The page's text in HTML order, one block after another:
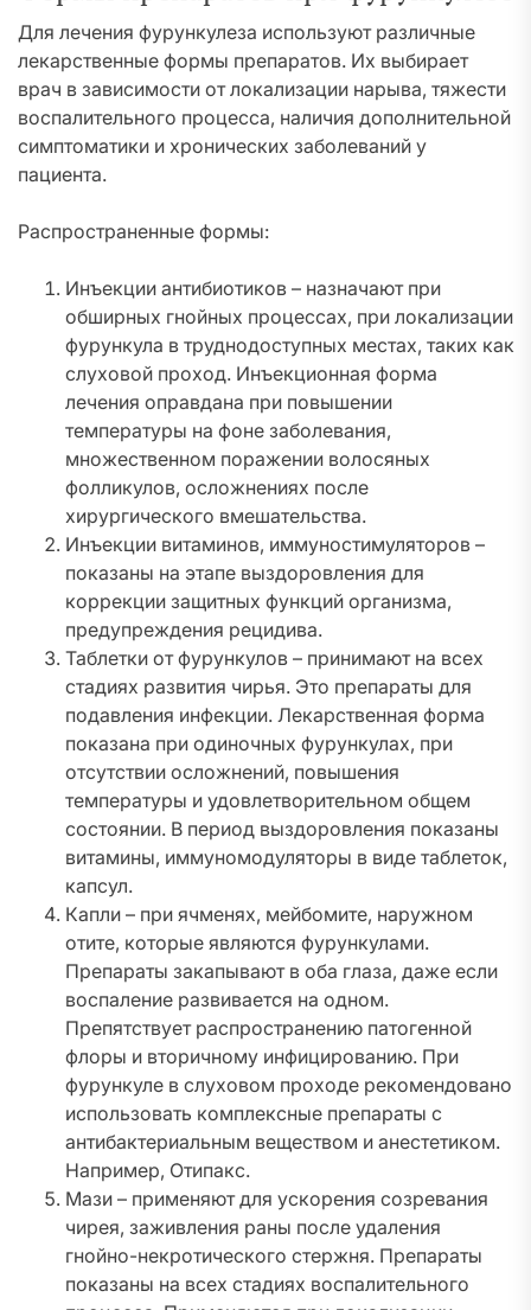
Для лечения фурункулеза используют различные
лекарственные формы препаратов. Их выбирает
врач в зависимости от локализации нарыва, тяжести
воспалительного процесса, наличия дополнительной
симптоматики и хронических заболеваний у
пациента.
Распространенные формы:
Инъекции антибиотиков – назначают при
обширных гнойных процессах, при локализации
фурункула в труднодоступных местах, таких как
слуховой проход. Инъекционная форма
лечения оправдана при повышении
температуры на фоне заболевания,
множественном поражении волосяных
фолликулов, осложнениях после
хирургического вмешательства.
Инъекции витаминов, иммуностимуляторов –
показаны на этапе выздоровления для
коррекции защитных функций организма,
предупреждения рецидива.
Таблетки от фурункулов – принимают на всех
стадиях развития чирья. Это препараты для
подавления инфекции. Лекарственная форма
показана при одиночных фурункулах, при
отсутствии осложнений, повышения
температуры и удовлетворительном общем
состоянии. В период выздоровления показаны
витамины, иммуномодуляторы в виде таблеток,
капсул.
Капли – при ячменях, мейбомите, наружном
отите, которые являются фурункулами.
Препараты закапывают в оба глаза, даже если
воспаление развивается на одном.
Препятствует распространению патогенной
флоры и вторичному инфицированию. При
фурункуле в слуховом проходе рекомендовано
использовать комплексные препараты с
антибактериальным веществом и анестетиком.
Например, Отипакс.
Мази – применяют для ускорения созревания
чирея, заживления раны после удаления
гнойно-некротического стержня. Препараты
показаны на всех стадиях воспалительного